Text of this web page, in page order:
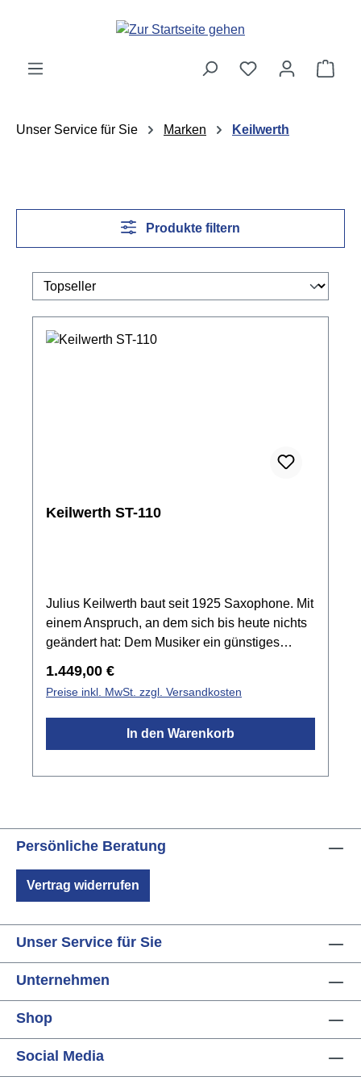
Zum Hauptinhalt springen
Unser Service für Sie Marken Keilwerth
Produkte filtern
Keilwerth ST-110
Julius Keilwerth baut seit 1925 Saxophone. Mit
einem Anspruch, an dem sich bis heute nichts
geändert hat: Dem Musiker ein günstiges
die Instrumente qualitativ und technisch zu
verbessern. Ergebnis dieser Philosophie sind
die neuen Saxophone der ST Serie.Bei dieser
Serie wurde der Wunsch verwirklicht,
Preis anbieten zu können. Somit sind die
Orchester.Spezifikationen:Stimmung:
MetallKlappenknöpfe aus Perlmutt-
leichtem Koffer mit Rucksackgurten &
Regulärer Preis:
1.449,00 €
Preise inkl. MwSt. zzgl. Versandkosten
In den Warenkorb
Persönliche Beratung
Vertrag widerrufen
Unser Service für Sie
Unternehmen
Shop
Social Media